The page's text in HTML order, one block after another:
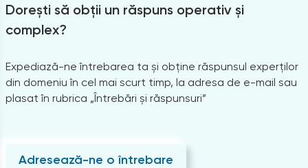
Dorești să obții un răspuns operativ și
complex?
Expediază-ne întrebarea ta și obține răspunsul experților
din domeniu în cel mai scurt timp, la adresa de e-mail sau
plasat în rubrica „Întrebări și răspunsuri”
Adresează-ne o întrebare